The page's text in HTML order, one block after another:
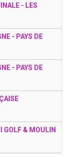
- LES
- PAYS DE
- PAYS DE
GOLF & MOULIN